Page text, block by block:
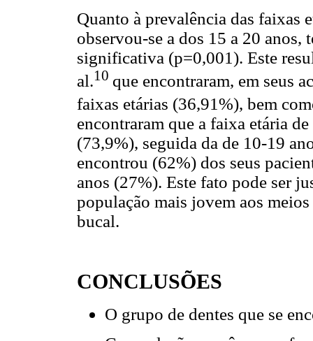
Quanto à prevalência das faixas
observou-se a dos 15 a 20 anos,
significativa (p=0,001). Este
al.10 que encontraram, em seus
faixas etárias (36,91%), bem
encontraram que a faixa etária
(73,9%), seguida da de 10-19
encontrou (62%) dos seus
anos (27%). Este fato pode ser
população mais jovem aos
bucal.
CONCLUSÕES
O grupo de dentes que se